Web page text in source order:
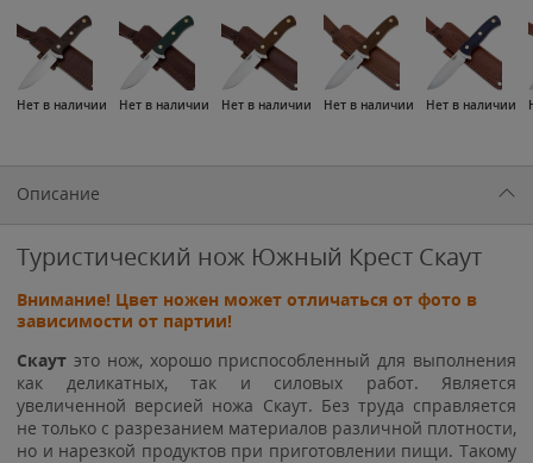
Нет в наличии Нет в наличии Нет в наличии Нет в наличии Нет в наличии
Описание
Туристический нож Южный Крест Скаут
Внимание! Цвет ножен может отличаться от фото в
зависимости от партии!
Скаут это нож, хорошо приспособленный для выполнения
как деликатных, так и силовых работ. Является
увеличенной версией ножа Скаут. Без труда справляется
не только с разрезанием материалов различной плотности,
но и нарезкой продуктов при приготовлении пищи. Такому